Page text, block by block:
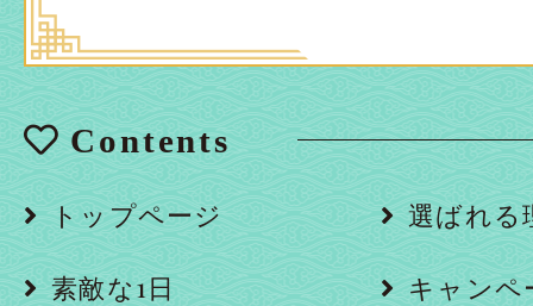
Contents
トップページ 選ばれる
素敵な1日 キャンペ